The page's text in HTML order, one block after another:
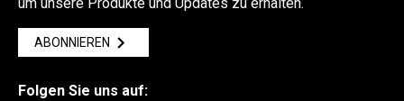
ABONNIEREN
Folgen Sie uns auf: